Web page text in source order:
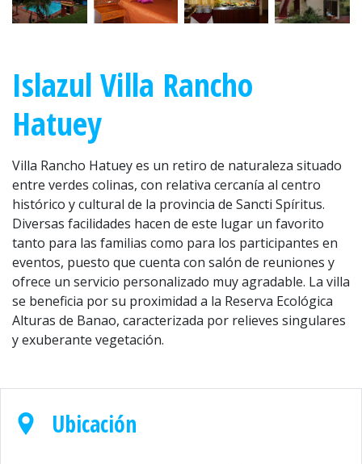
Islazul Villa Rancho
Hatuey
Villa Rancho Hatuey es un retiro de naturaleza situado
entre verdes colinas, con relativa cercanía al centro
histórico y cultural de la provincia de Sancti Spíritus.
Diversas facilidades hacen de este lugar un favorito
tanto para las familias como para los participantes en
eventos, puesto que cuenta con salón de reuniones y
ofrece un servicio personalizado muy agradable. La villa
se beneficia por su proximidad a la Reserva Ecológica
Alturas de Banao, caracterizada por relieves singulares
y exuberante vegetación.
Ubicación